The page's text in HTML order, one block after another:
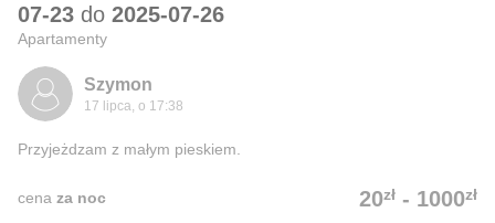
07-23 do 2025-07-26
Apartamenty
Szymon
17 lipca, o 17:38
Przyjeżdzam z małym pieskiem.
20zł - 1000zł
cena za noc